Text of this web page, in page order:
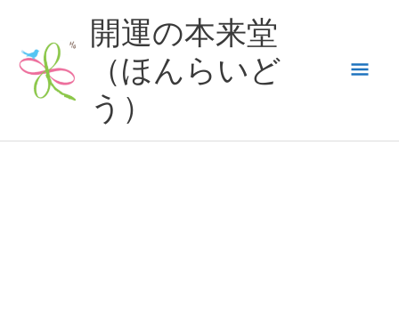
ッ
開運の本来堂
（ほんらいど
う）
メ